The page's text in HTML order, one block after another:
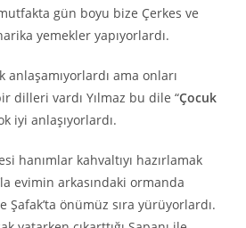
gün boyu bize Çerkes ve
yemekler yapıyorlardı.
ama onları
dilleri vardı Yılmaz bu dile “Çocuk
iyi anlaşıyorlardı.
hanımlar kahvaltıyı hazırlamak
evimin arkasındaki ormanda
Şafak’ta önümüz sıra yürüyorlardı.